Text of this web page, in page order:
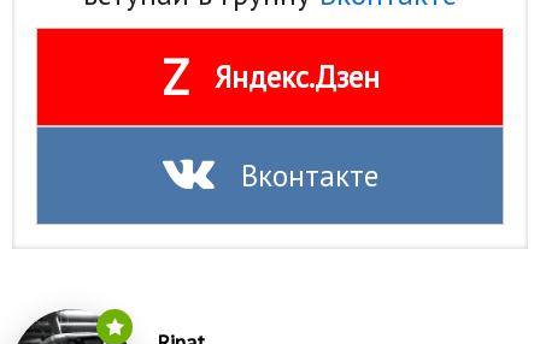
Z Яндекс.Дзен
Вконтакте